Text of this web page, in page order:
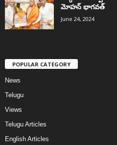
మోహన్ భాగవత్
June 24, 2024
POPULAR CATEGORY
News
Telugu
Views
Telugu Articles
English Articles